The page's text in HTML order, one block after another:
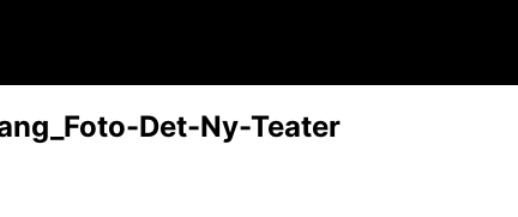
Det-Ny-Teater